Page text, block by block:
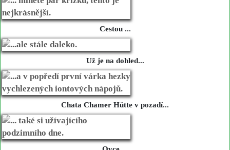
Cestou ...
Už je na dohled...
Chata Chamer Hütte v pozadí...